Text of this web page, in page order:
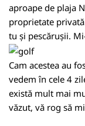
aproape de plaja
proprietate
tu și pescărușii.
Cam acestea au
vedem în cele 4
există mult mai
văzut, vă rog să